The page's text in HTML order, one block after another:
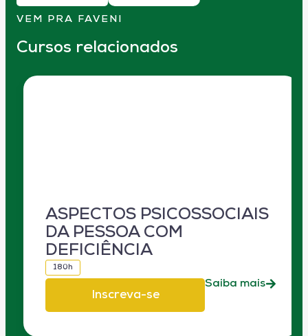
VEM PRA FAVENI
Cursos relacionados
ASPECTOS PSICOSSOCIAIS
DA PESSOA COM
DEFICIÊNCIA
180h
Inscreva-se
Saiba mais